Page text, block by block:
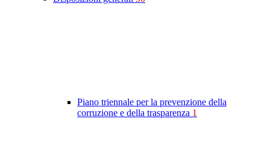
Piano triennale per la prevenzione della
corruzione e della trasparenza 1